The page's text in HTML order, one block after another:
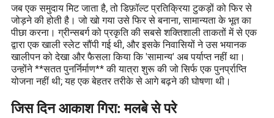
जब एक समुदाय मिट जाता है, तो डिफ़ॉल्ट प्रतिक्रिया टुकड़ों को फिर से
जोड़ने की होती है। जो खो गया उसे फिर से बनाना, सामान्यता के भूत का
पीछा करना। ग्रीन्सबर्ग को प्रकृति की सबसे शक्तिशाली ताकतों में से एक
द्वारा एक खाली स्लेट सौंपी गई थी, और इसके निवासियों ने उस भयानक
खालीपन को देखा और फैसला किया कि 'सामान्य' अब पर्याप्त नहीं था।
उन्होंने **सतत पुनर्निर्माण** की यात्रा शुरू की जो सिर्फ एक पुनर्प्राप्ति
योजना नहीं थी; यह एक बेहतर तरीके से आगे बढ़ने की घोषणा थी।
जिस दिन आकाश गिरा: मलबे से परे